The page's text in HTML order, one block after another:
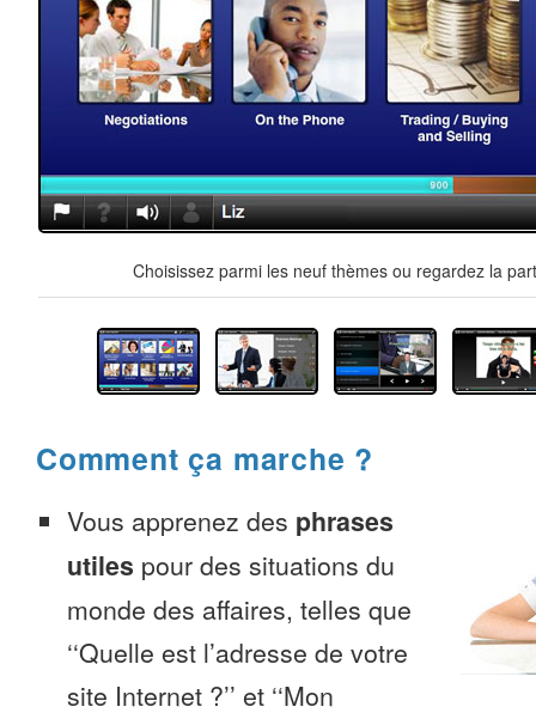
Choisissez parmi les neuf thèmes ou regardez la
Comment ça marche ?
Vous apprenez des phrases
utiles pour des situations du
monde des affaires, telles que
‘‘Quelle est l’adresse de votre
site Internet ?’’ et ‘‘Mon